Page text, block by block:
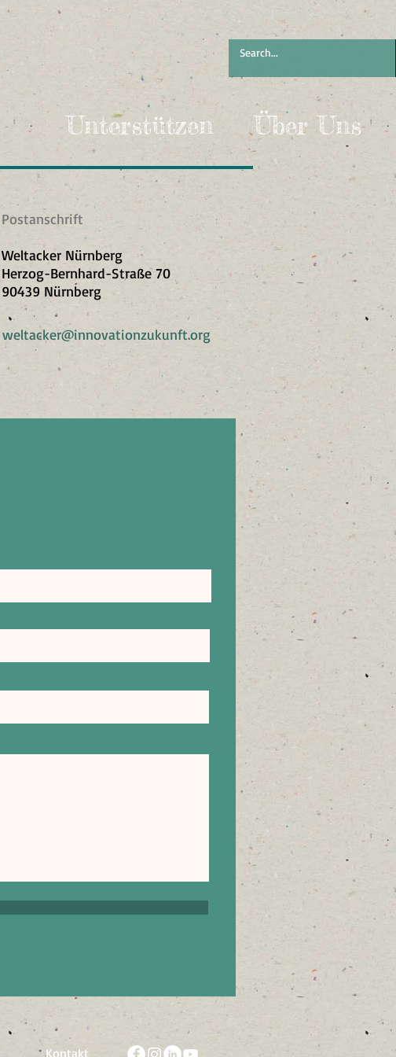
Unterstützen Über Uns
Postanschrift​
Weltacker Nürnberg
Herzog-Bernhard-Straße 70
90439 Nürnberg
weltacker@innovationzukunft.org
Kontakt